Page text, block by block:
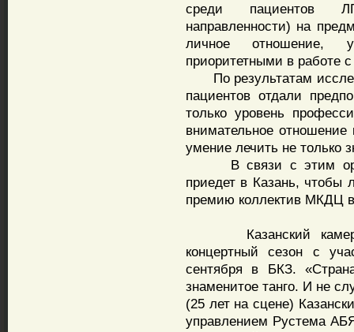
среди пациентов
направленности) на
личное отношение,
приоритетными в работе
По результатам
пациентов отдали
только уровень
внимательное отношение
умение лечить не только
В связи с этим
приедет в Казань, чтобы
премию коллектив МКДЦ
Казанский
концертный сезон с
сентября в БКЗ.
знаменитое танго. И не
(25 лет на сцене)
управлением Рустема